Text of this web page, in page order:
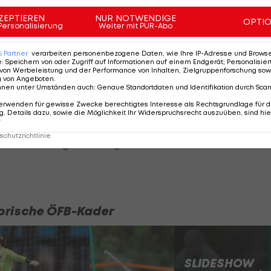
auf dem Weg dorthin aber eine große. Als extrem
Strafraum ausgestattet beschreibt der ÖFB-
(6:2), Costa Rica (9:0) und die Niederlande (2:0)
besten Seite zeigen. "Es wird darauf ankommen,
und neunzig Minuten gehen können. Dann ist auch
ÖFB-Kader
SLIDESHOW
NUR NOTWENDIGE
Weiter mit PUR-Abo
Partner verarbeiten personenbezogene Daten, wie Ihre IP-Adresse und
: Speichern von oder Zugriff auf Informationen auf einem Endgerät;
Werbeleistung und der Performance von Inhalten, Zielgruppenforschung
von Angeboten.
unter Umständen auch: Genaue Standortdaten und Identifikation durch
für gewisse Zwecke berechtigtes Interesse als Rechtsgrundlage für
Details dazu, sowie die Möglichkeit Ihr Widerspruchsrecht auszuüben, sind